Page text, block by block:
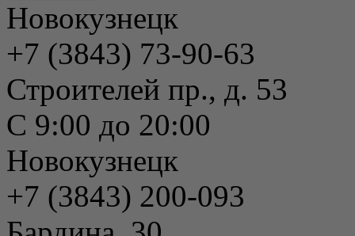
Новокузнецк
+7 (3843) 73-90-63
Строителей пр., д. 53
С 9:00 до 20:00
Новокузнецк
+7 (3843) 200-093